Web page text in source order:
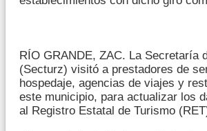
RÍO GRANDE, ZAC. La Secretaría
(Secturz) visitó a prestadores de
hospedaje, agencias de viajes y
este municipio, para actualizar los
al Registro Estatal de Turismo